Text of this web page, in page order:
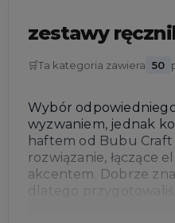
Wybierz coś dla siebie z
zaloguj się, aby
z
zestawy
🛒Ta kategoria zawiera 50
Wybór
wyzwaniem, jednak
haftem od Bubu
rozwiązanie, łączące
akcentem. Dobrze
dlatego